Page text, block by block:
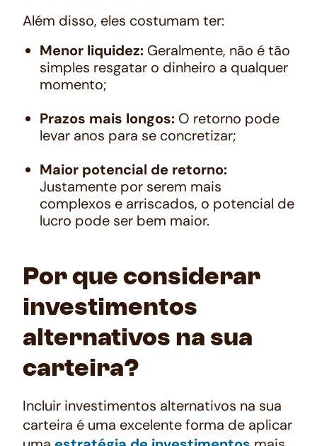
Além disso, eles costumam ter:
Menor liquidez: Geralmente, não é tão
simples resgatar o dinheiro a qualquer
momento;
Prazos mais longos: O retorno pode
levar anos para se concretizar;
Maior potencial de retorno:
Justamente por serem mais
complexos e arriscados, o potencial de
lucro pode ser bem maior.
Por que considerar
investimentos
alternativos na sua
carteira?
Incluir investimentos alternativos na sua
carteira é uma excelente forma de aplicar